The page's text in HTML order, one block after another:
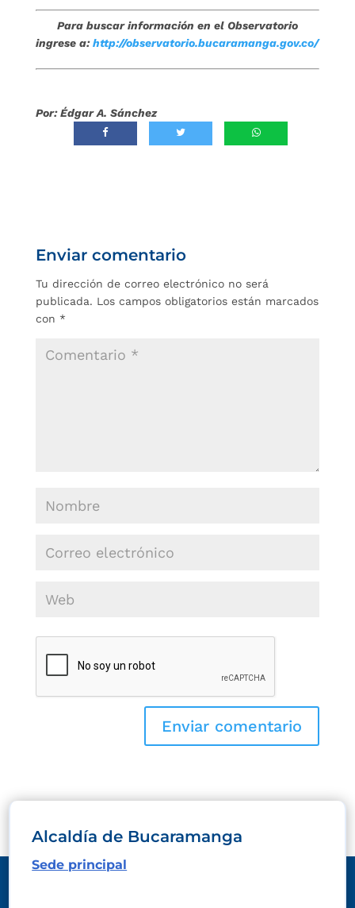
Para buscar información en el Observatorio
ingrese a:http://observatorio.bucaramanga.gov.co/
Por: Édgar A. Sánchez
Enviar comentario
Tu dirección de correo electrónico no será
publicada. Los campos obligatorios están marcados
con *
Alcaldía de Bucaramanga
Sede principal